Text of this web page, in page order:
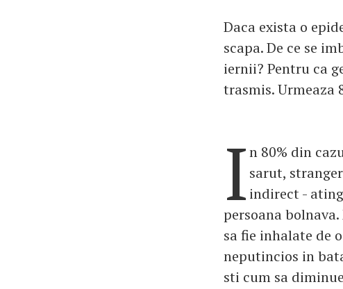
Daca exista o
scapa. De ce se
iernii? Pentru ca
trasmis. Urmeaza
In 80% din
sarut,
indirect -
persoana
sa fie inhalate de
neputincios in
sti cum sa